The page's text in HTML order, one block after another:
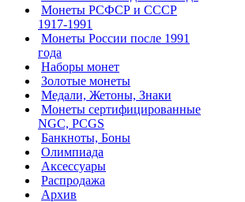
Монеты РСФСР и СССР
1917-1991
Монеты России после 1991
года
Наборы монет
Золотые монеты
Медали, Жетоны, Знаки
Монеты сертифицированные
NGC, PCGS
Банкноты, Боны
Олимпиада
Аксессуары
Распродажа
Архив